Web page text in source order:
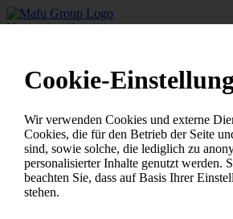
Cookie-
Wir verwenden Cookies und externe
Cookies, die für den Betrieb der Seite
sind, sowie solche, die lediglich zu
personalisierter Inhalte genutzt werden.
beachten Sie, dass auf Basis Ihrer
stehen.
Navigation überspringen
+
Geschäftsfelder
Zerspanende Produktion
+-
Produktentwicklung
+-
Zukunftstechnologie